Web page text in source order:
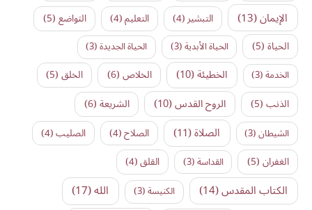
الإيمان(13) التبشير(4) التعليم(4) التواضع(5)
الحياة(5) الحياة الأبدية(3) الحياة الجديدة(3)
الخدمة(3) الخطيئة(10) الخلاص(6) الخلق(5)
الذنب(5) الروح القدس(10) الشريعة(6)
الشيطان(3) الصلاة(11) الصلاح(4) الصليب(4)
الغفران(5) القداسة(3) القلق(4)
الكتاب المقدس(14) الكنيسة(3) الله(17)